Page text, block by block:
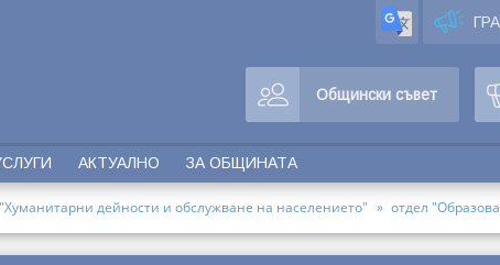
Общински съвет
АКТУАЛНО ЗА ОБЩИНАТА
дейности и обслужване на населението" отдел